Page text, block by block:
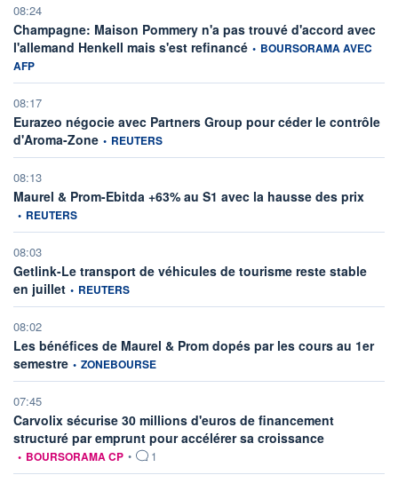
08:24
Champagne: Maison Pommery n'a pas trouvé d'accord avec
l'allemand Henkell mais s'est refinancé information fournie par
• BOURSORAMA AVEC
AFP
08:17
Eurazeo négocie avec Partners Group pour céder le contrôle
d'Aroma-Zone information fournie par
• REUTERS
08:13
Maurel & Prom-Ebitda +63% au S1 avec la hausse des prix
• REUTERS
08:03
Getlink-Le transport de véhicules de tourisme reste stable
en juilletinformation fournie par
• REUTERS
08:02
Les bénéfices de Maurel & Prom dopés par les cours au 1er
semestre information fournie par
• ZONEBOURSE
07:45
Carvolix sécurise 30 millions d'euros de financement
structuré par emprunt pour accélérer sa croissance
• BOURSORAMA CP • 1